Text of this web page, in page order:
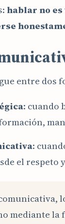
hablar no
entre dos
: cuando
:
el respeto
mediante la